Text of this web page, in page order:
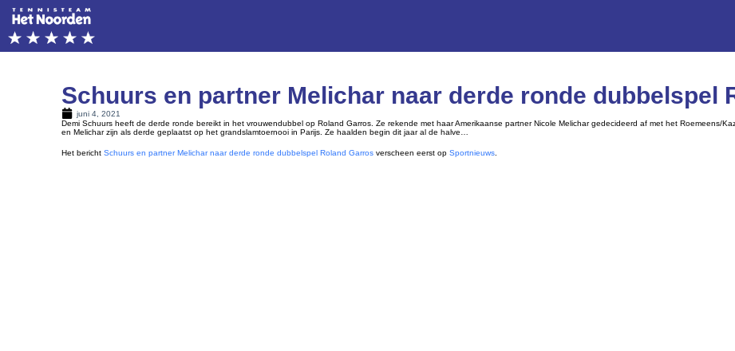
Schuurs en partner Melichar naar derde ronde dubbelspel
juni 4, 2021
Demi Schuurs heeft de derde ronde bereikt in het vrouwendubbel op Roland Garros. Ze rekende met haar Amerikaanse partner Nicole Melichar gedecideerd af met het Roemeens/
en Melichar zijn als derde geplaatst op het grandslamtoernooi in Parijs. Ze haalden begin dit jaar al de halve…
Het berichtSchuurs en partner Melichar naar derde ronde dubbelspel Roland Garros verscheen eerst opSportnieuws.